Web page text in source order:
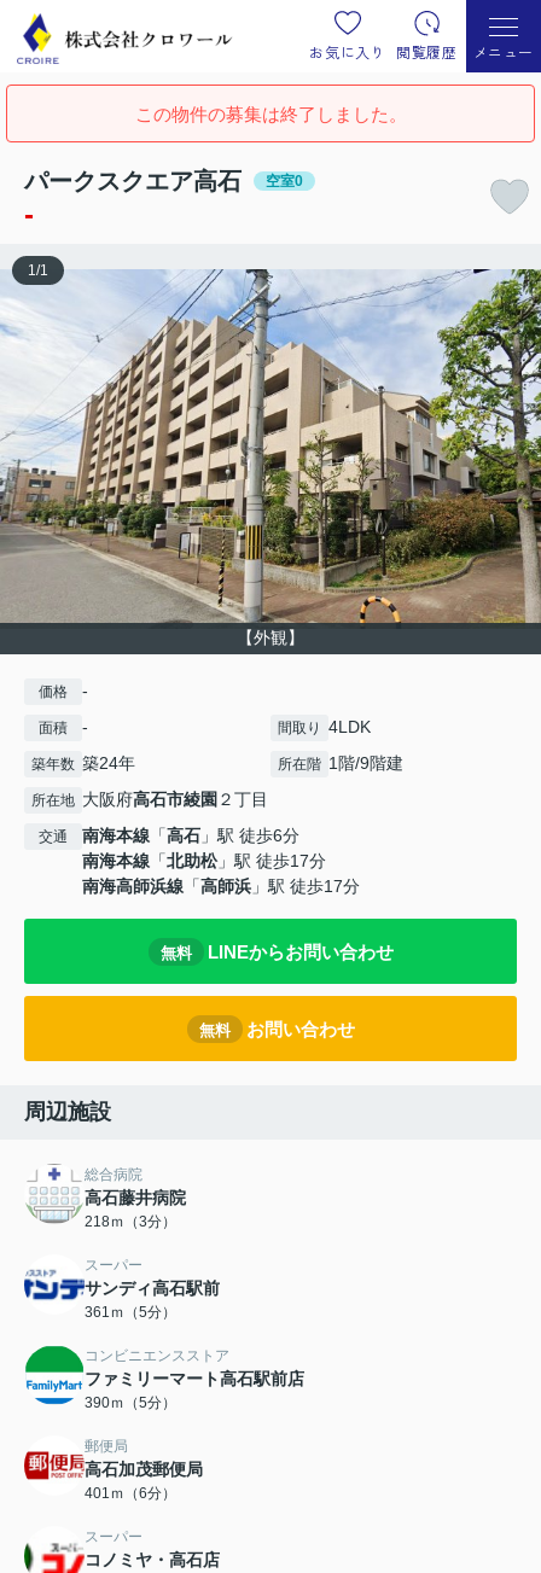
お気に入り 閲覧履歴 メニュー
この物件の募集は終了しました。
パークスクエア高石 空室0
-
【外観】
1 /1
価格 -
面積 - 間取り 4LDK
築年数 築24年 所在階 1階/9階建
所在地 大阪府高石市綾園 ２丁目
交通 南海本線 「高石 」駅 徒歩6分
南海本線 「北助松」駅 徒歩17分
南海高師浜線 「高師浜 」駅 徒歩17分
無料 LINEからお問い合わせ
無料 お問い合わせ
周辺施設
総合病院
高石藤井病院
218ｍ（3分）
スーパー
サンディ高石駅前
361ｍ（5分）
コンビニエンスストア
ファミリーマート高石駅前店
390ｍ（5分）
郵便局
高石加茂郵便局
401ｍ（6分）
スーパー
コノミヤ・高石店